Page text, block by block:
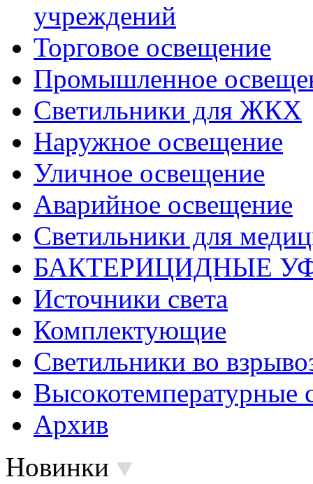
учреждений
Торговое освещение
Промышленное
Светильники для ЖКХ
Наружное освещение
Уличное освещение
Аварийное освещение
Светильники для
БАКТЕРИЦИДНЫЕ
Источники света
Комплектующие
Светильники во
Высокотемпературные
Архив
Новинки